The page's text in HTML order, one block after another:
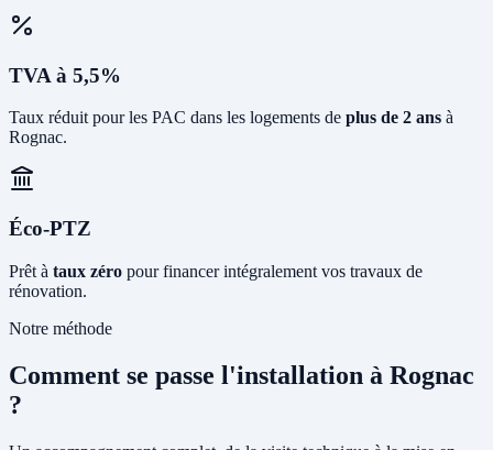
TVA à 5,5%
Taux réduit pour les PAC dans les logements de plus de 2 ans à
Rognac.
Éco-PTZ
Prêt à taux zéro pour financer intégralement vos travaux de
rénovation.
Notre méthode
Comment se passe l'installation à Rognac
?